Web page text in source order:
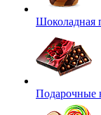
Шоколадная
Подарочные